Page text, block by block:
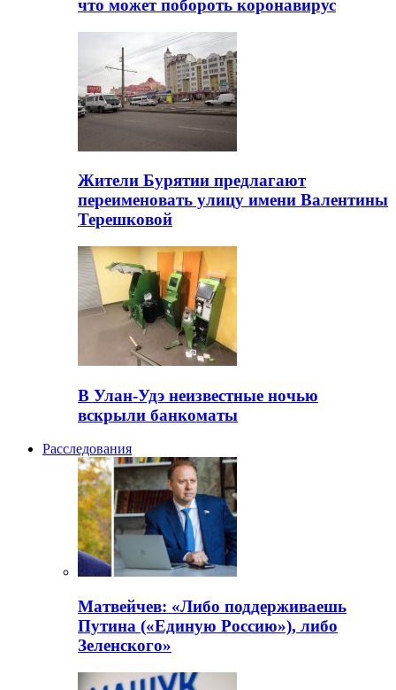
что может побороть коронавирус
Жители Бурятии предлагают
переименовать улицу имени Валентины
Терешковой
В Улан-Удэ неизвестные ночью
вскрыли банкоматы
Расследования
Матвейчев: «Либо поддерживаешь
Путина («Единую Россию»), либо
Зеленского»